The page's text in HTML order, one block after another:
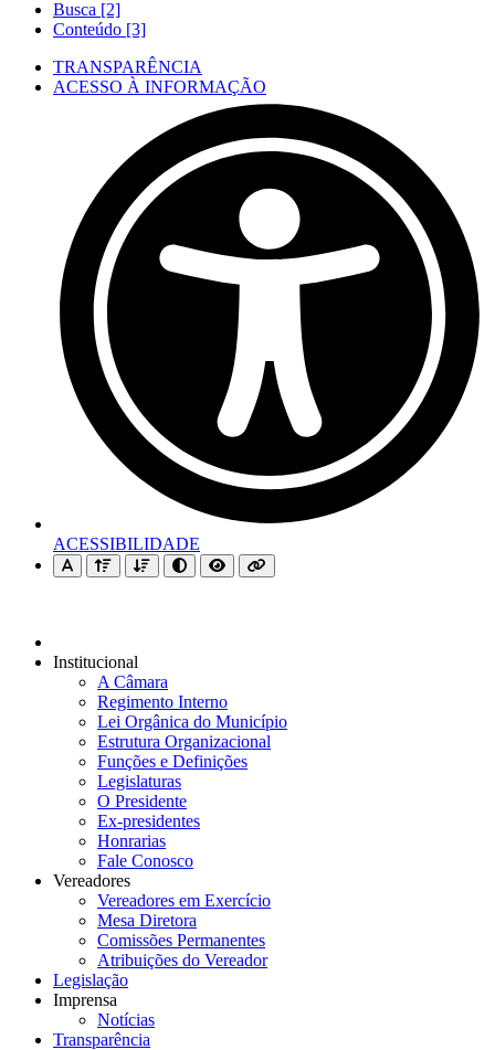
Busca [2]
Conteúdo [3]
TRANSPARÊNCIA
ACESSO À INFORMAÇÃO
ACESSIBILIDADE
Institucional
A Câmara
Regimento Interno
Lei Orgânica do Município
Estrutura Organizacional
Funções e Definições
Legislaturas
O Presidente
Ex-presidentes
Honrarias
Fale Conosco
Vereadores
Vereadores em Exercício
Mesa Diretora
Comissões Permanentes
Atribuições do Vereador
Legislação
Imprensa
Notícias
Transparência